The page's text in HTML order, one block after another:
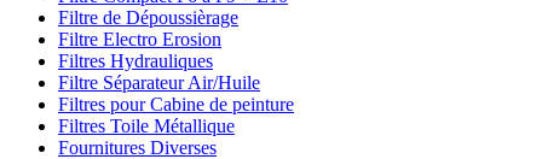
Filtre de Dépoussièrage
Filtre Electro Erosion
Filtres Hydrauliques
Filtre Séparateur Air/Huile
Filtres pour Cabine de peinture
Filtres Toile Métallique
Fournitures Diverses